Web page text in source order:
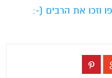
וזכו את הרבים (-: